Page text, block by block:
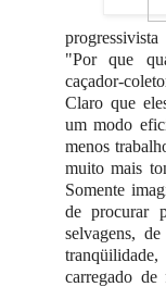
"Por que
caçador-
Claro que
um modo
menos
muito mais
Somente
de procurar
selvagens,
carregado